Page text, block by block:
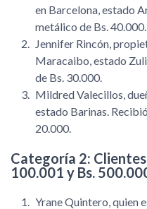
en Barcelona, estado
metálico de Bs. 40.000.
Jennifer Rincón,
Maracaibo, estado
de Bs. 30.000.
Mildred Valecillos,
estado Barinas.
20.000.
Categoría 2:
100.001 y Bs.
Yrane Quintero, quien